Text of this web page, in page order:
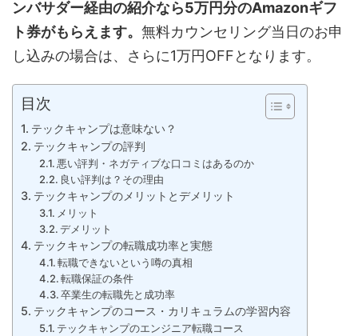
ンバサダー経由の紹介なら5万円分のAmazonギフ
ト券がもらえます。 無料カウンセリング当日のお申
し込みの場合は、さらに1万円OFFとなります。
目次
テックキャンプは意味ない？
テックキャンプの評判
悪い評判・ネガティブな口コミはあるのか
良い評判は？その理由
テックキャンプのメリットとデメリット
メリット
デメリット
テックキャンプの転職成功率と実態
転職できないという噂の真相
転職保証の条件
卒業生の転職先と成功率
テックキャンプのコース・カリキュラムの学習内容
テックキャンプのエンジニア転職コース